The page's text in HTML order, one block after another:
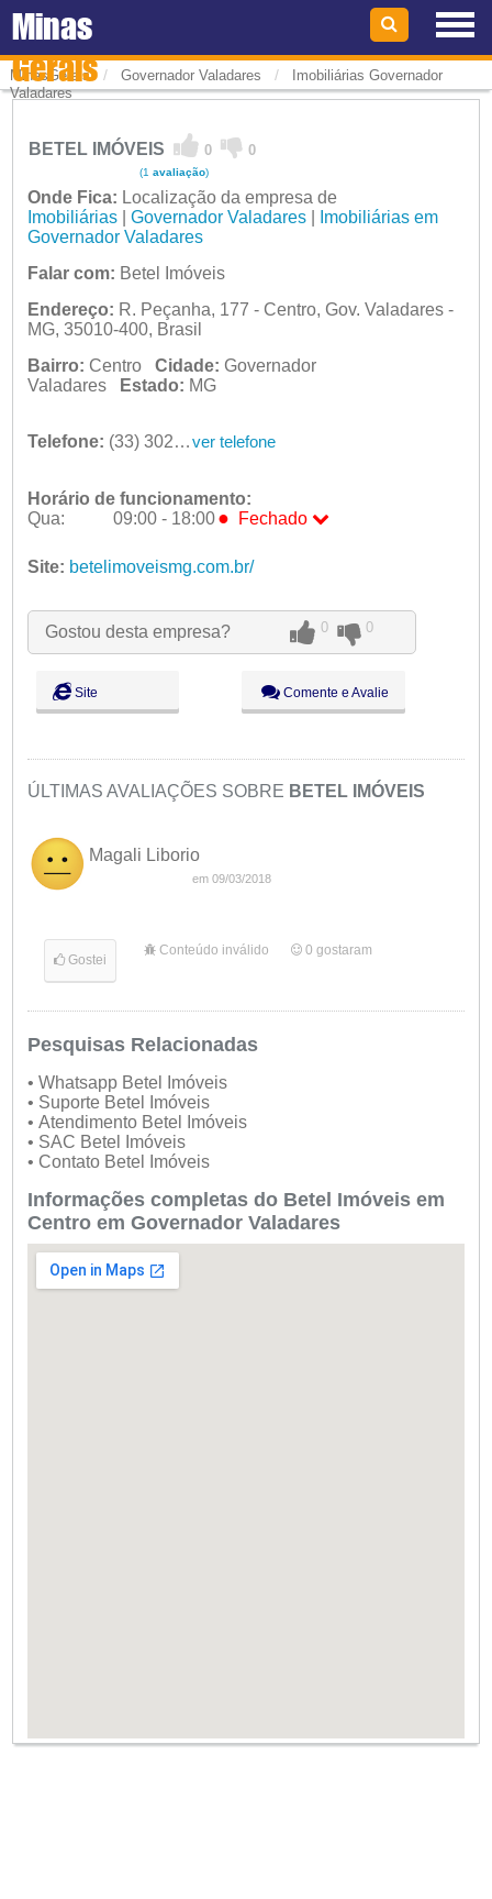
Minas
Gerais
MinasGerais / Governador Valadares /
Imobiliárias Governador
Valadares
BETEL IMÓVEIS 0 0
(1 avaliação)
Onde Fica: Localização da empresa de
Imobiliárias| Governador Valadares|
Imobiliárias em
Governador Valadares
Falar com: Betel Imóveis
Endereço: R. Peçanha, 177 - Centro, Gov. Valadares -
MG, 35010-400, Brasil
Bairro: Centro Cidade: Governador
Valadares
Estado: MG
Telefone: (33) 3021-1814 ver telefone
Horário de funcionamento:
Qua:
09:00 - 18:00 ● Fechado
Ter:
09:00 - 18:00
Qui:
09:00 - 18:00
Sex:
09:00 - 18:00
Sáb:
Dom:
Fechado
Site: betelimoveismg.com.br/
Gostou desta empresa? 0 0
Site Comente e Avalie
ÚLTIMAS AVALIAÇÕES SOBRE BETEL IMÓVEIS
Magali Liborio
em 09/03/2018
Gostei
Conteúdo inválido 0 gostaram
Pesquisas Relacionadas
• Whatsapp Betel Imóveis
• Suporte Betel Imóveis
• Atendimento Betel Imóveis
• SAC Betel Imóveis
• Contato Betel Imóveis
Informações completas do Betel Imóveis em
Centro em Governador Valadares